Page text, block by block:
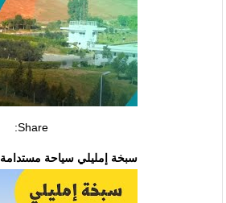
Share:
سبخة إمليلي سياحة مستدامة